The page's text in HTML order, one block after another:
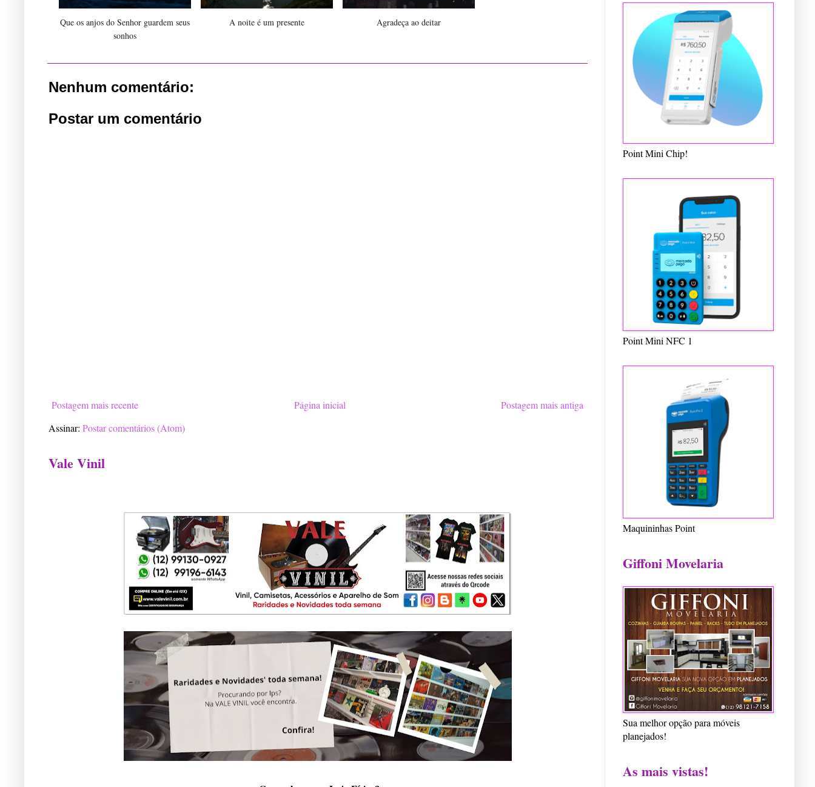
Que os anjos do Senhor guardem seus
sonhos
A noite é um presente Agradeça ao deitar
Nenhum comentário:
Postar um comentário
Postagem mais recente Postagem mais antiga
Página inicial
Assinar: Postar comentários (Atom)
Vale Vinil
Point Mini Chip!
Point Mini NFC 1
Maquininhas Point
Giffoni Movelaria
Sua melhor opção para móveis
planejados!
As mais vistas!